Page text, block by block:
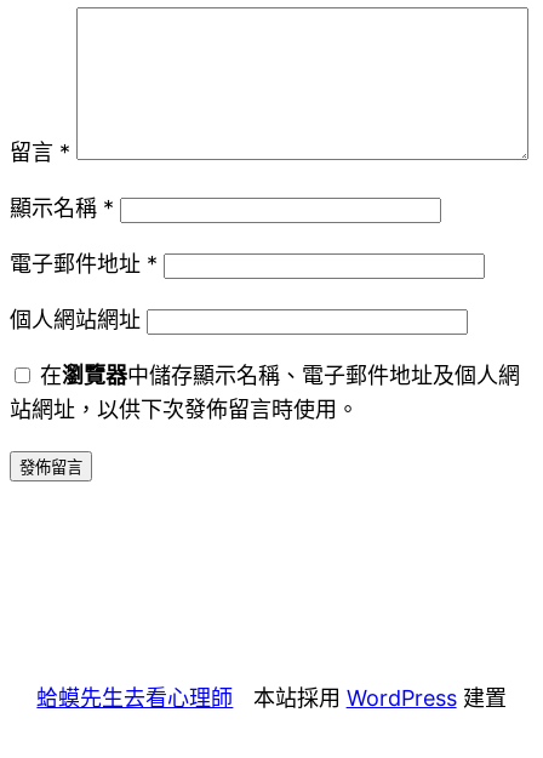
留言 *
顯示名稱 *
電子郵件地址 *
個人網站網址
在瀏覽器中儲存顯示名稱、電子郵件地址及個人網
站網址，以供下次發佈留言時使用。
蛤蟆先生去看心理師 本站採用 WordPress建置